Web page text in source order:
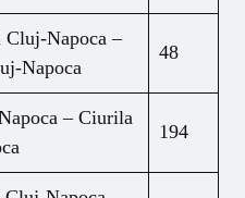
Cluj-Napoca –
Napoca
48
– Ciurila
194